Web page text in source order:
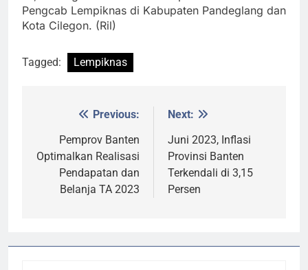
Pengcab Lempiknas di Kabupaten Pandeglang dan
Kota Cilegon. (Ril)
Tagged: Lempiknas
navigation
Previous:
Pemprov Banten
Optimalkan Realisasi
Pendapatan dan
Belanja TA 2023
Next:
Juni 2023, Inflasi
Provinsi Banten
Terkendali di 3,15
Persen